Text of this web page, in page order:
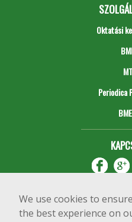
We use cookies to
the best experience on
Oktatási
Periodica